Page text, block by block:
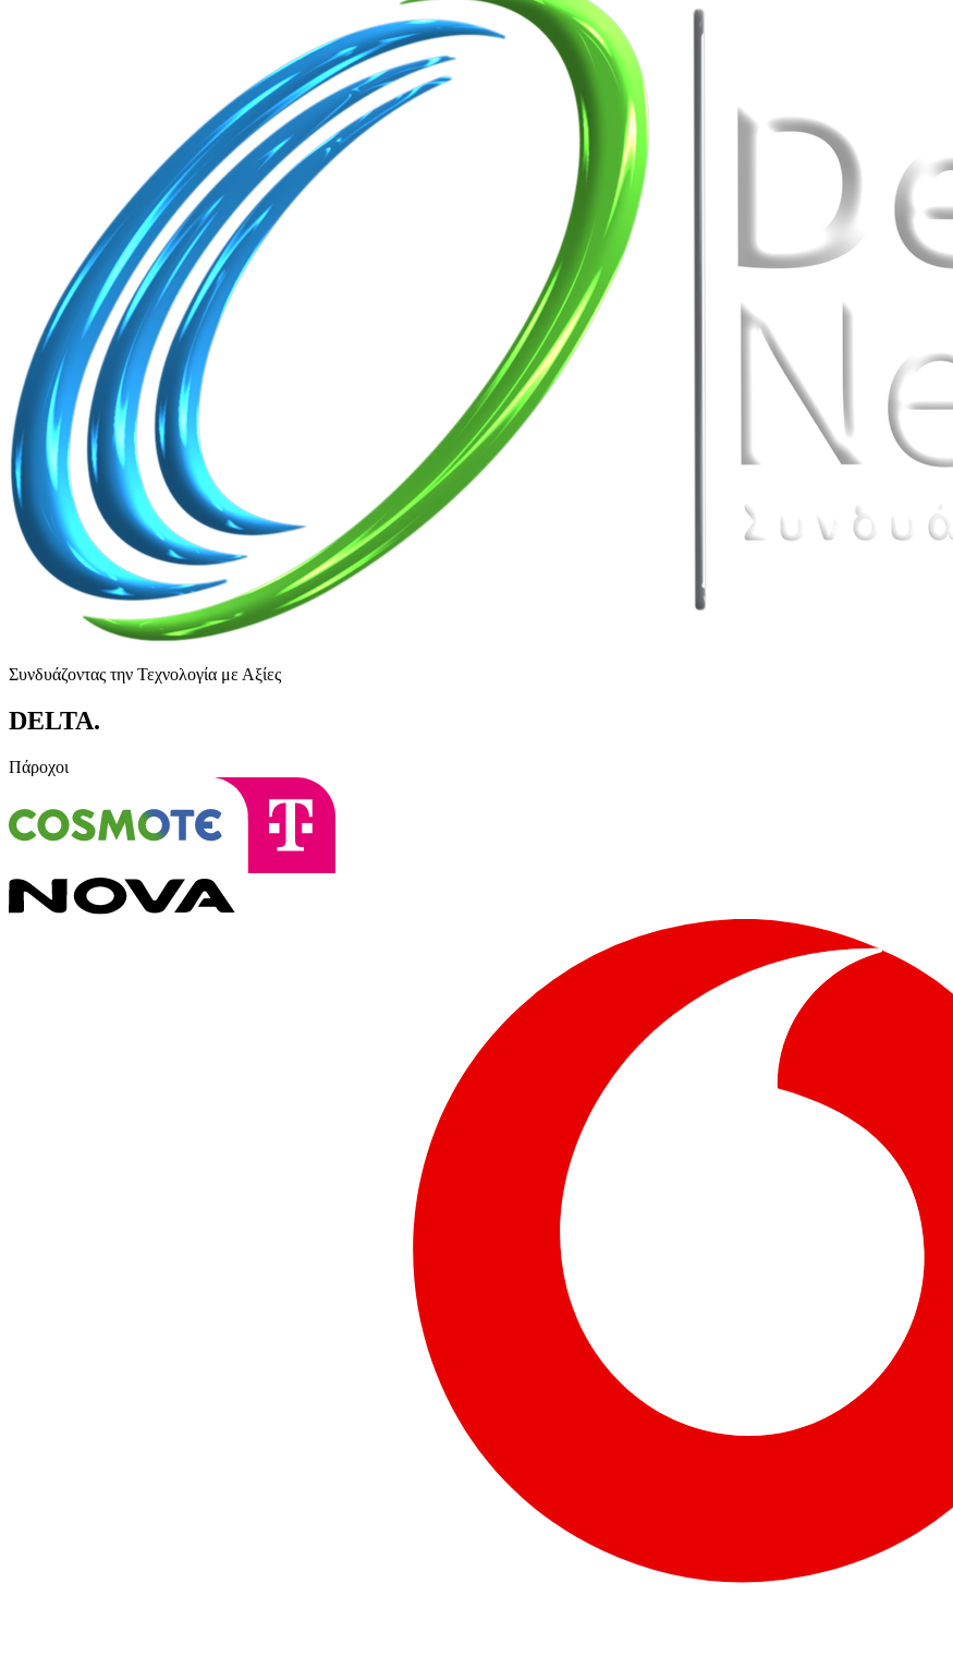
Συνδυάζοντας την Τεχνολογία με Αξίες
DELTA.
Πάροχοι